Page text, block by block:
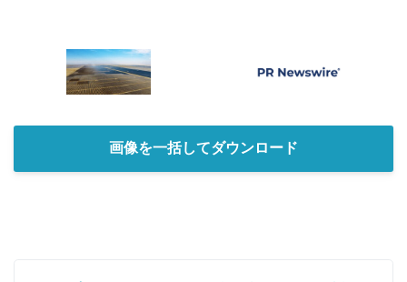
画像を一括してダウンロード